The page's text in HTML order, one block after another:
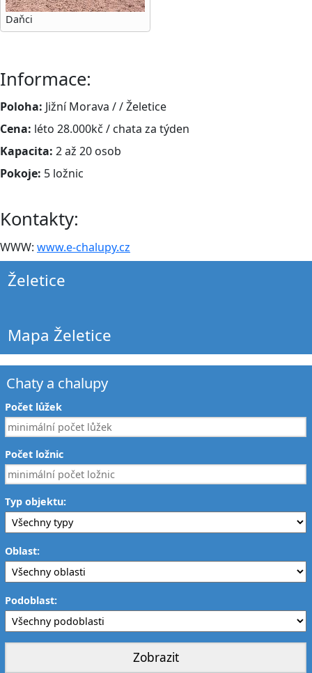
Daňci
Informace:
Poloha: Jižní Morava / / Želetice
Cena: léto 28.000kč / chata za týden
Kapacita: 2 až 20 osob
Pokoje: 5 ložnic
Kontakty:
WWW: www.e-chalupy.cz
Želetice
Mapa Želetice
Chaty a chalupy
Počet lůžek
Počet ložnic
Typ objektu:
Oblast:
Podoblast: